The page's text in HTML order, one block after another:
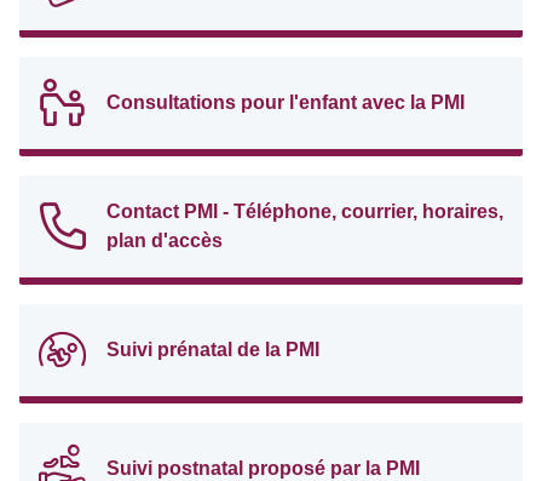
Consultations pour l'enfant avec la PMI
Contact PMI - Téléphone, courrier, horaires,
plan d'accès
Suivi prénatal de la PMI
Suivi postnatal proposé par la PMI